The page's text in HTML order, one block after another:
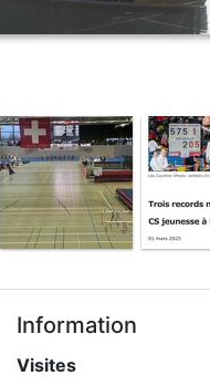
Information
Visites